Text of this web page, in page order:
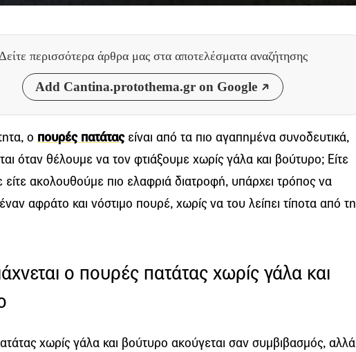
περισσότερα άρθρα μας στα αποτελέσματα αναζήτησης
Add Cantina.protothema.gr on Google
ο πουρές πατάταςείναι από τα πιο αγαπημένα συνοδευτικά,
όταν θέλουμε να τον φτιάξουμε χωρίς γάλα και βούτυρο; Είτε
ακολουθούμε πιο ελαφριά διατροφή, υπάρχει τρόπος να
αφράτο και νόστιμο πουρέ, χωρίς να του λείπει τίποτα από τη
ο πουρές πατάτας χωρίς γάλα και
χωρίς γάλα και βούτυρο ακούγεται σαν συμβιβασμός, αλλά